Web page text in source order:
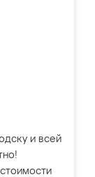
и всей